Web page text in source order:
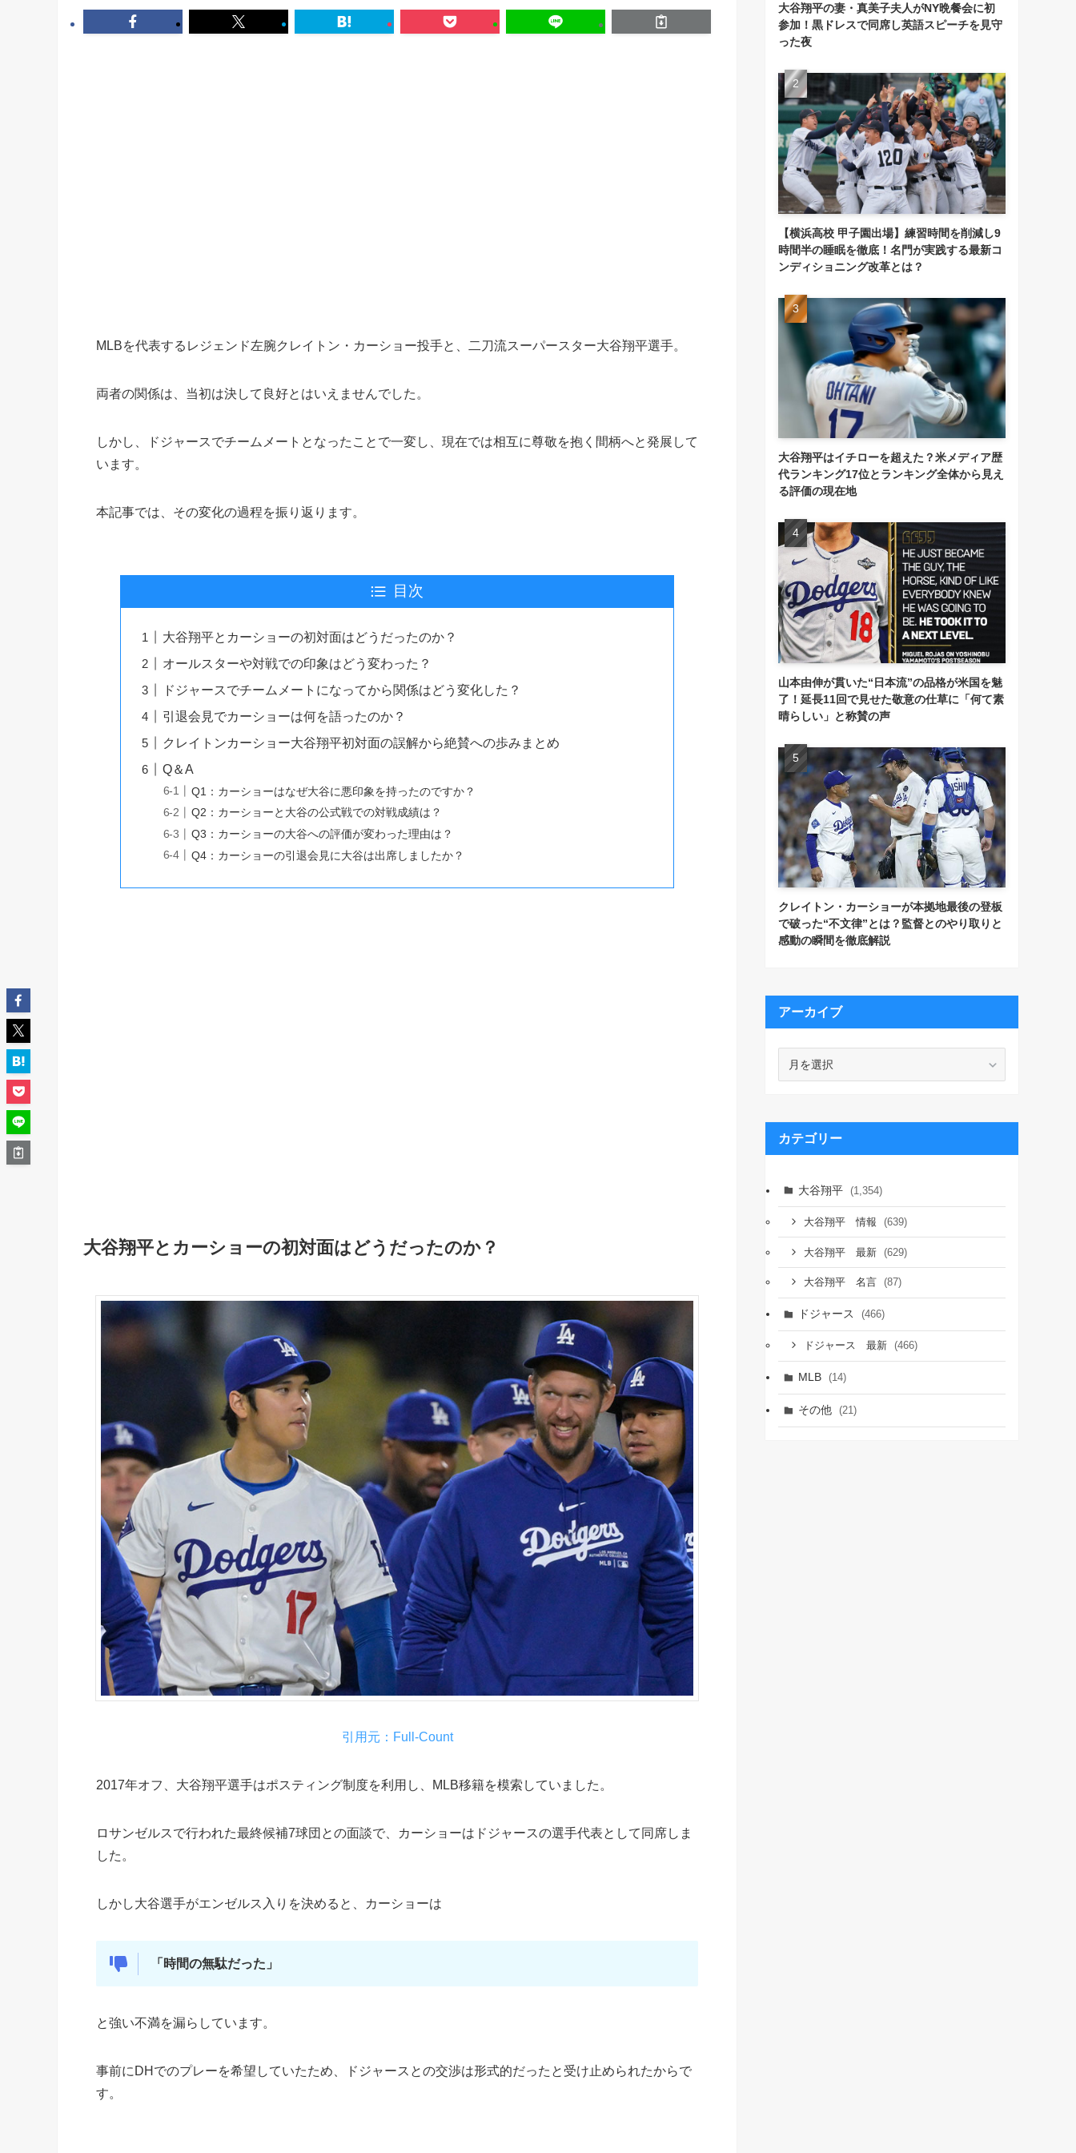
MLBを代表するレジェンド左腕クレイトン・カーショー投手と、二刀流スーパースター大谷翔平選手。
両者の関係は、当初は決して良好とはいえませんでした。
しかし、ドジャースでチームメートとなったことで一変し、現在では相互に尊敬を抱く間柄へと発展して
います。
本記事では、その変化の過程を振り返ります。
目次
大谷翔平とカーショーの初対面はどうだったのか？
オールスターや対戦での印象はどう変わった？
ドジャースでチームメートになってから関係はどう変化した？
引退会見でカーショーは何を語ったのか？
クレイトンカーショー大谷翔平初対面の誤解から絶賛への歩みまとめ
Q＆A
Q1：カーショーはなぜ大谷に悪印象を持ったのですか？
Q2：カーショーと大谷の公式戦での対戦成績は？
Q3：カーショーの大谷への評価が変わった理由は？
Q4：カーショーの引退会見に大谷は出席しましたか？
大谷翔平とカーショーの初対面はどうだったのか？
引用元：Full-Count
2017年オフ、大谷翔平選手はポスティング制度を利用し、MLB移籍を模索していました。
ロサンゼルスで行われた最終候補7球団との面談で、カーショーはドジャースの選手代表として同席しま
した。
しかし大谷選手がエンゼルス入りを決めると、カーショーは
「時間の無駄だった」
と強い不満を漏らしています。
事前にDHでのプレーを希望していたため、ドジャースとの交渉は形式的だったと受け止められたからで
す。
大谷翔平の妻・真美子夫人がNY晩餐会に初
参加！黒ドレスで同席し英語スピーチを見守
った夜
【横浜高校 甲子園出場】練習時間を削減し9
時間半の睡眠を徹底！名門が実践する最新コ
ンディショニング改革とは？
大谷翔平はイチローを超えた？米メディア歴
代ランキング17位とランキング全体から見え
る評価の現在地
山本由伸が貫いた“日本流”の品格が米国を魅
了！延長11回で見せた敬意の仕草に「何て素
晴らしい」と称賛の声
クレイトン・カーショーが本拠地最後の登板
で破った“不文律”とは？監督とのやり取りと
感動の瞬間を徹底解説
アーカイブ
ブ
カテゴリー
大谷翔平 (1,354)
大谷翔平 情報 (639)
大谷翔平 最新 (629)
大谷翔平 名言 (87)
ドジャース (466)
ドジャース 最新 (466)
MLB (14)
その他 (21)